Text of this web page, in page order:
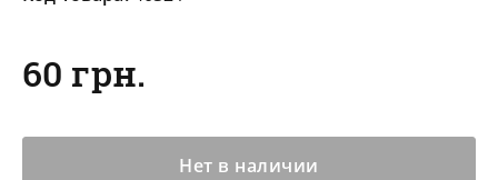
60 грн.
Нет в наличии